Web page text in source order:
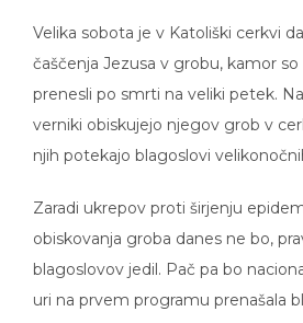
Velika sobota je v Katoliški cerkvi
čaščenja Jezusa v grobu, kamor
prenesli po smrti na veliki petek.
verniki obiskujejo njegov grob v
njih potekajo blagoslovi
Zaradi ukrepov proti širjenju
obiskovanja groba danes ne bo,
blagoslovov jedil. Pač pa bo
uri na prvem programu prenašala